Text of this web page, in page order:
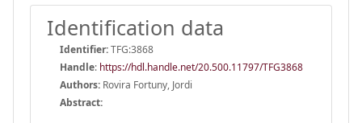
Identification data
Identifier:TFG:3868
Handle: https://hdl.handle.net/20.500.11797/TFG3868
Authors: Rovira Fortuny, Jordi
Abstract: